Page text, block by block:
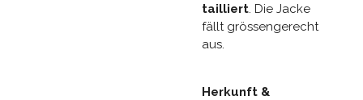
tailliert . Die Jacke
fällt grössengerecht
aus.
Herkunft &